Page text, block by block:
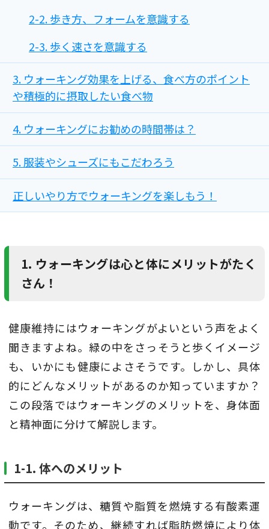
2-2. 歩き方、フォームを意識する
2-3. 歩く速さを意識する
3. ウォーキング効果を上げる、食べ方のポイント
や積極的に摂取したい食べ物
4. ウォーキングにお勧めの時間帯は？
5. 服装やシューズにもこだわろう
正しいやり方でウォーキングを楽しもう！
1. ウォーキングは心と体にメリットがたく
さん！
健康維持にはウォーキングがよいという声をよく
聞きますよね。緑の中をさっそうと歩くイメージ
も、いかにも健康によさそうです。しかし、具体
的にどんなメリットがあるのか知っていますか？
この段落ではウォーキングのメリットを、身体面
と精神面に分けて解説します。
1-1. 体へのメリット
ウォーキングは、糖質や脂質を燃焼する有酸素運
動です。そのため、継続すれば脂肪燃焼により体